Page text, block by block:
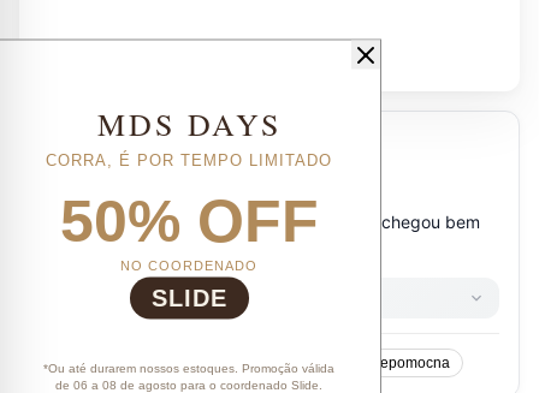
MDS DAYS
CORRA, É POR TEMPO LIMITADO
50% OFF
NO COORDENADO
SLIDE
*Ou até durarem nossos estoques. Promoção válida
de 06 a 08 de agosto para o coordenado Slide.